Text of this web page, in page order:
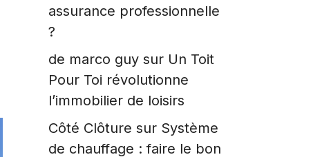
assurance professionnelle
?
de marco guy sur Un Toit
Pour Toi révolutionne
l’immobilier de loisirs
Côté Clôture sur Système
de chauffage : faire le bon